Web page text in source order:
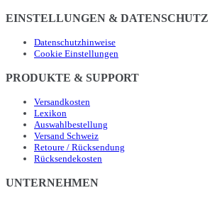
EINSTELLUNGEN & DATENSCHUTZ
Datenschutzhinweise
Cookie Einstellungen
PRODUKTE & SUPPORT
Versandkosten
Lexikon
Auswahlbestellung
Versand Schweiz
Retoure / Rücksendung
Rücksendekosten
UNTERNEHMEN